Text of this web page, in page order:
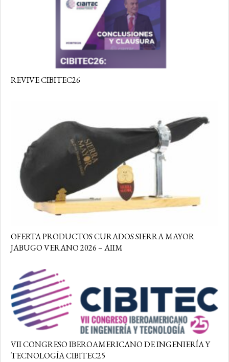
REVIVE CIBITEC26
OFERTA PRODUCTOS CURADOS SIERRA MAYOR
JABUGO VERANO 2026 – AIIM
VII CONGRESO IBEROAMERICANO DE INGENIERÍA Y
TECNOLOGÍA CIBITEC25